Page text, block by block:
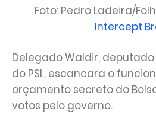
Foto: Pedro Ladeira/
Intercept
Delegado Waldir,
do PSL, escancara o
orçamento secreto do
votos pelo governo.